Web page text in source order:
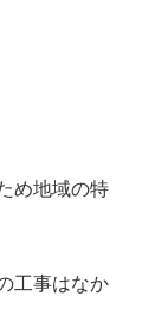
め地域の特
工事はなか